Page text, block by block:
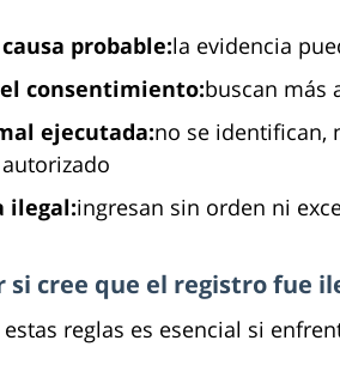
probable:la evidencia
el consentimiento:buscan más
ejecutada:no se identifican,
ilegal:ingresan sin orden ni
si cree que el registro fue
reglas es esencial si